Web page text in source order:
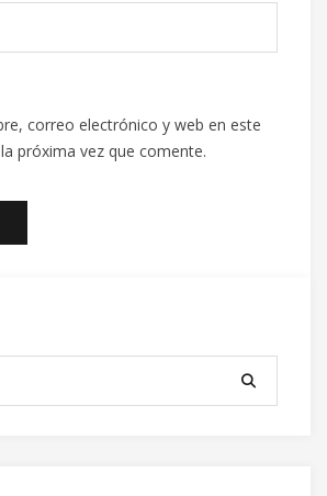
correo electrónico y web en este
próxima vez que comente.